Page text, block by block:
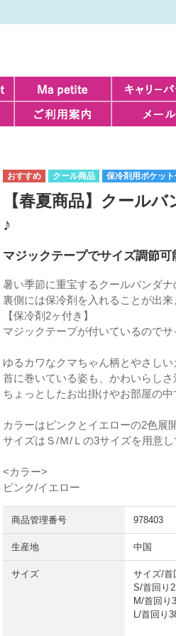
クール商品 保冷剤用ポケット
【春夏商品】クール
♪
マジックテープでサイズ調節可
暑い季節に重宝するクールバンダ
裏側には保冷剤を入れることが出
【保冷剤2ヶ付き】
マジックテープが付いているのでサ
ゆるカワなクマちゃん柄とやさし
首に巻いている姿も、かわいらし
ちょっとしたお出掛けやお部屋の中
カラーはピンクとイエローの2色展
サイズはＳ/Ｍ/Ｌの3サイズを用意
<カラー>
ピンク/イエロー
商品管理番号 978403
生産地 中国
サイズ
サイズ/首
S/首回
M/首回
L/首回